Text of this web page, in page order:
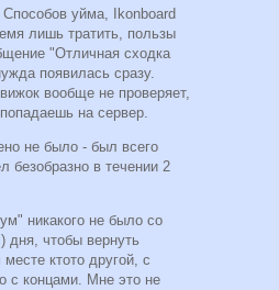
уйма, Ikonboard
лишь тратить, пользы
"Отличная сходка
появилась сразу.
вообще не проверяет,
на сервер.
не было - был всего
безобразно в течении 2
никакого не было со
дня, чтобы вернуть
ктото другой, с
с концами. Мне это не